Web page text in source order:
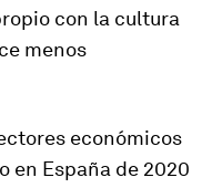
con la cultura
menos
económicos
en España de 2020